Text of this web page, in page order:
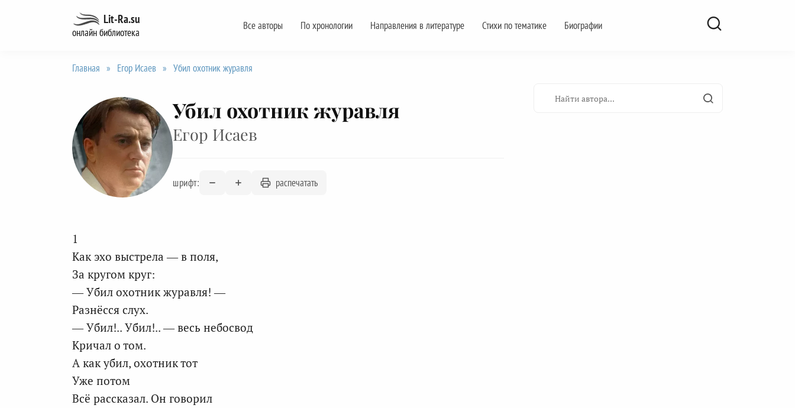
Lit-Ra.su
онлайн библиотека
Все авторы По хронологии Направления в литературе Стихи по тематике Биографии
Главная » Егор Исаев » Убил охотник журавля
Убил охотник журавля
Егор Исаев
шрифт: распечатать
1
Как эхо выстрела — в поля,
За кругом круг:
— Убил охотник журавля! —
Разнёсся слух.
— Убил!.. Убил!.. — весь небосвод
Кричал о том.
А как убил, охотник тот
Уже потом
Всё рассказал. Он говорил